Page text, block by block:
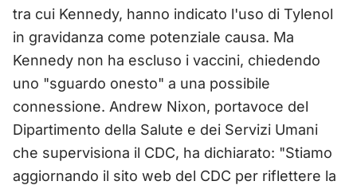
tra cui Kennedy, hanno indicato l'uso di Tylenol
in gravidanza come potenziale causa. Ma
Kennedy non ha escluso i vaccini, chiedendo
uno "sguardo onesto" a una possibile
connessione. Andrew Nixon, portavoce del
Dipartimento della Salute e dei Servizi Umani
che supervisiona il CDC, ha dichiarato: "Stiamo
aggiornando il sito web del CDC per riflettere la